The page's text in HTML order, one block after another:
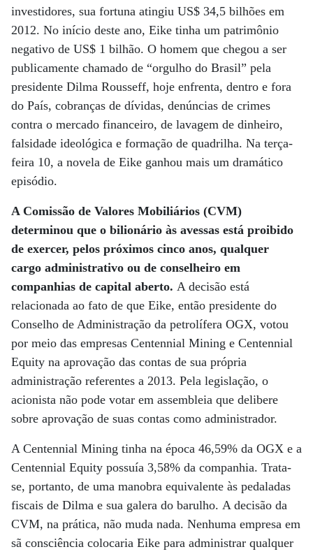
investidores, sua fortuna atingiu US$ 34,5 bilhões em
2012. No início deste ano, Eike tinha um patrimônio
negativo de US$ 1 bilhão. O homem que chegou a ser
publicamente chamado de “orgulho do Brasil” pela
presidente Dilma Rousseff, hoje enfrenta, dentro e fora
do País, cobranças de dívidas, denúncias de crimes
contra o mercado financeiro, de lavagem de dinheiro,
falsidade ideológica e formação de quadrilha. Na terça-
feira 10, a novela de Eike ganhou mais um dramático
episódio.
A Comissão de Valores Mobiliários (CVM)
determinou que o bilionário às avessas está proibido
de exercer, pelos próximos cinco anos, qualquer
cargo administrativo ou de conselheiro em
companhias de capital aberto. A decisão está
relacionada ao fato de que Eike, então presidente do
Conselho de Administração da petrolífera OGX, votou
por meio das empresas Centennial Mining e Centennial
Equity na aprovação das contas de sua própria
administração referentes a 2013. Pela legislação, o
acionista não pode votar em assembleia que delibere
sobre aprovação de suas contas como administrador.
A Centennial Mining tinha na época 46,59% da OGX e a
Centennial Equity possuía 3,58% da companhia. Trata-
se, portanto, de uma manobra equivalente às pedaladas
fiscais de Dilma e sua galera do barulho. A decisão da
CVM, na prática, não muda nada. Nenhuma empresa em
sã consciência colocaria Eike para administrar qualquer